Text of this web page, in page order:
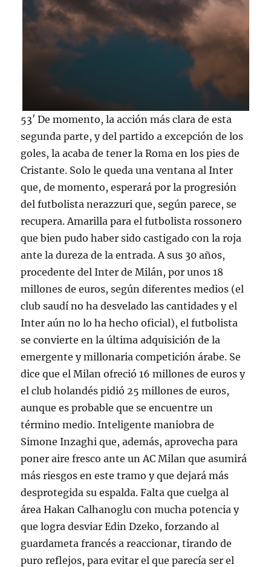
53′ De momento, la acción más clara de esta
segunda parte, y del partido a excepción de los
goles, la acaba de tener la Roma en los pies de
Cristante. Solo le queda una ventana al Inter
que, de momento, esperará por la progresión
del futbolista nerazzuri que, según parece, se
recupera. Amarilla para el futbolista rossonero
que bien pudo haber sido castigado con la roja
ante la dureza de la entrada. A sus 30 años,
procedente del Inter de Milán, por unos 18
millones de euros, según diferentes medios (el
club saudí no ha desvelado las cantidades y el
Inter aún no lo ha hecho oficial), el futbolista
se convierte en la última adquisición de la
emergente y millonaria competición árabe. Se
dice que el Milan ofreció 16 millones de euros y
el club holandés pidió 25 millones de euros,
aunque es probable que se encuentre un
término medio. Inteligente maniobra de
Simone Inzaghi que, además, aprovecha para
poner aire fresco ante un AC Milan que asumirá
más riesgos en este tramo y que dejará más
desprotegida su espalda. Falta que cuelga al
área Hakan Calhanoglu con mucha potencia y
que logra desviar Edin Dzeko, forzando al
guardameta francés a reaccionar, tirando de
puro reflejos, para evitar el que parecía ser el